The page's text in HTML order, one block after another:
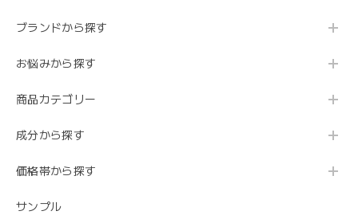
ブランドから探す
お悩みから探す
商品カテゴリー
成分から探す
価格帯から探す
サンプル